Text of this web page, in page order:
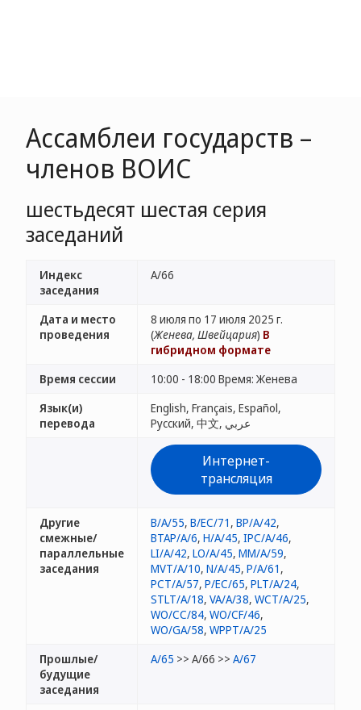
Ассамблеи государств –
членов ВОИС
шестьдесят шестая серия
заседаний
Индекс
заседания
A/66
Дата и место
проведения
8 июля по 17 июля 2025 г.
(Женева, Швейцария) В
гибридном формате
Время сессии
10:00 - 18:00 Время: Женева
Язык(и)
перевода
English, Français, Español,
Русский, 中文, عربي
Интернет-
трансляция
Другие
смежные/
параллельные
заседания
B/A/55, B/EC/71 , BP/A/42,
BTAP/A/6, H/A/45, IPC/A/46,
LI/A/42, LO/A/45, MM/A/59,
MVT/A/10, N/A/45, P/A/61 ,
PCT/A/57, P/EC/65, PLT/A/24,
STLT/A/18, VA/A/38, WCT/A/25,
WO/CC/84, WO/CF/46,
WO/GA/58, WPPT/A/25
Прошлые/
будущие
заседания
A/65 >> A/66 >> A/67